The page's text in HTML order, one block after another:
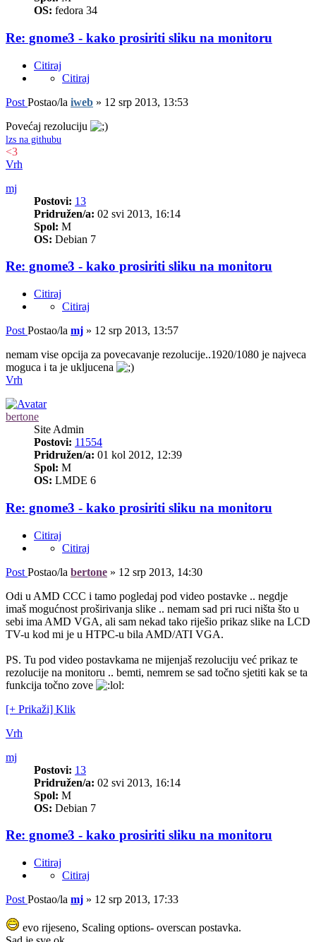
OS: fedora 34
Re: gnome3 - kako prosiriti sliku na monitoru
Citiraj
Citiraj
Post Postao/la iweb » 12 srp 2013, 13:53
Povećaj rezoluciju
lzs na githubu
<3
Vrh
mj
Postovi: 13
Pridružen/a: 02 svi 2013, 16:14
Spol: M
OS: Debian 7
Re: gnome3 - kako prosiriti sliku na monitoru
Citiraj
Citiraj
Post Postao/la mj » 12 srp 2013, 13:57
nemam vise opcija za povecavanje rezolucije..1920/1080 je najveca
moguca i ta je ukljucena
Vrh
bertone
Site Admin
Postovi: 11554
Pridružen/a: 01 kol 2012, 12:39
Spol: M
OS: LMDE 6
Re: gnome3 - kako prosiriti sliku na monitoru
Citiraj
Citiraj
Post Postao/la bertone » 12 srp 2013, 14:30
Odi u AMD CCC i tamo pogledaj pod video postavke .. negdje
imaš mogućnost proširivanja slike .. nemam sad pri ruci ništa što u
sebi ima AMD VGA, ali sam nekad tako riješio prikaz slike na LCD
TV-u kod mi je u HTPC-u bila AMD/ATI VGA.
PS. Tu pod video postavkama ne mijenjaš rezoluciju već prikaz te
rezolucije na monitoru .. bemti, nemrem se sad točno sjetiti kak se ta
funkcija točno zove
[+ Prikaži] Klik
Vrh
mj
Postovi: 13
Pridružen/a: 02 svi 2013, 16:14
Spol: M
OS: Debian 7
Re: gnome3 - kako prosiriti sliku na monitoru
Citiraj
Citiraj
Post Postao/la mj » 12 srp 2013, 17:33
evo rijeseno, Scaling options- overscan postavka.